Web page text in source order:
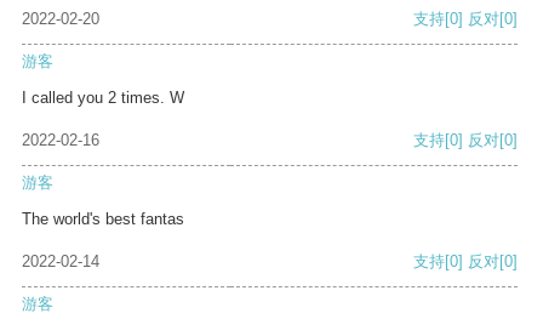
2022-02-20 支持[0] 反对[0]
游客
I called you 2 times. W
2022-02-16 支持[0] 反对[0]
游客
The world's best fantas
2022-02-14 支持[0] 反对[0]
游客